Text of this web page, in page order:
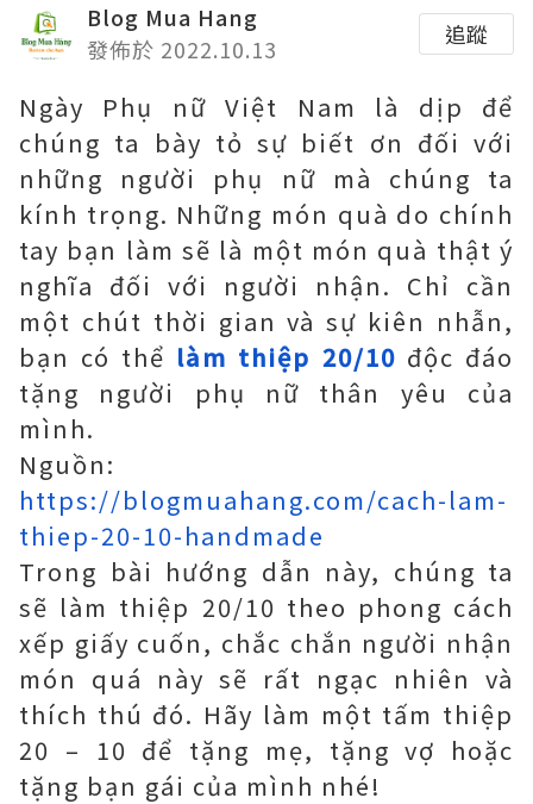
Blog Mua Hang
發佈於 2022.10.13
追蹤
Ngày Phụ nữ Việt Nam là dịp để
chúng ta bày tỏ sự biết ơn đối với
những người phụ nữ mà chúng ta
kính trọng. Những món quà do chính
tay bạn làm sẽ là một món quà thật ý
nghĩa đối với người nhận. Chỉ cần
một chút thời gian và sự kiên nhẫn,
bạn có thể làm thiệp 20/10 độc đáo
tặng người phụ nữ thân yêu của
mình.
Nguồn:
https://blogmuahang.com/cach-lam-
thiep-20-10-handmade
Trong bài hướng dẫn này, chúng ta
sẽ làm thiệp 20/10 theo phong cách
xếp giấy cuốn, chắc chắn người nhận
món quá này sẽ rất ngạc nhiên và
thích thú đó. Hãy làm một tấm thiệp
20 – 10 để tặng mẹ, tặng vợ hoặc
tặng bạn gái của mình nhé!